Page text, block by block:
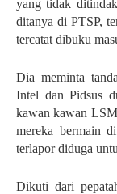
yang tidak
ditanya di PTSP,
tercatat dibuku
Dia meminta
Intel dan Pidsus
kawan kawan
mereka bermain
terlapor diduga
Dikuti dari